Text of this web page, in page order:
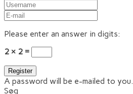
Please enter an answer in digits:
2 × 2 =
A password will be e-mailed to you.
Søg